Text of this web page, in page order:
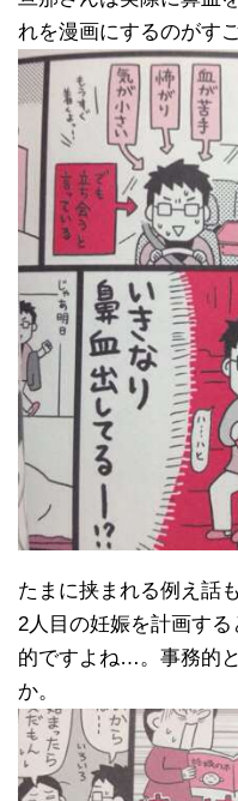
れを漫画にするのがすご
たまに挟まれる例え話
2人目の妊娠を計画す
的ですよね…。事務的
か。